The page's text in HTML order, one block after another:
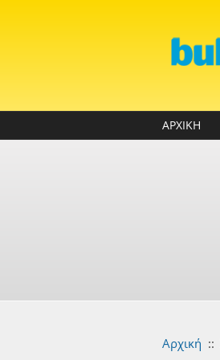
ΑΡΧΙΚΗ
Αρχική ::